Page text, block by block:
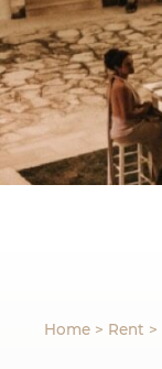
Home > Rent >